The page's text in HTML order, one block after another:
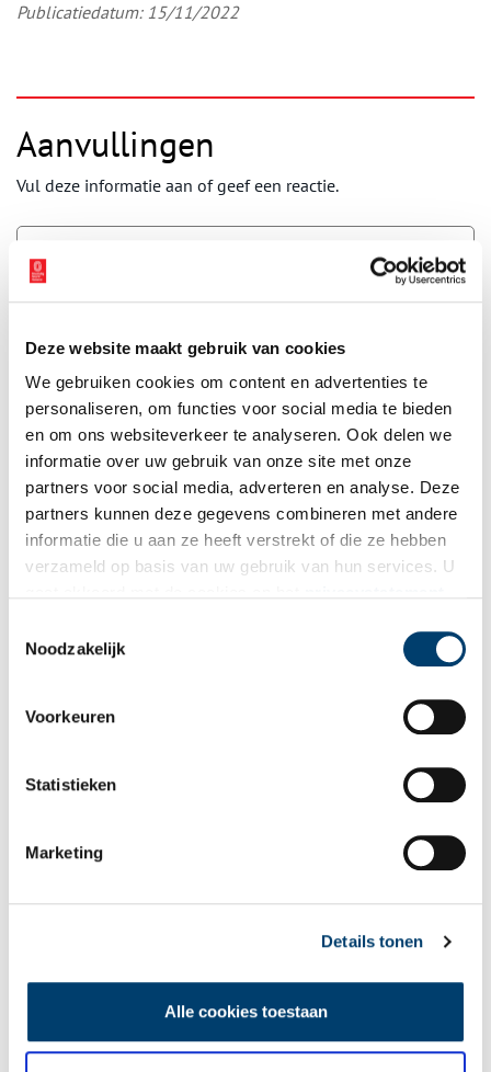
Deze website maakt gebruik van cookies
We gebruiken cookies om content en advertenties te
personaliseren, om functies voor social media te bieden
en om ons websiteverkeer te analyseren. Ook delen we
informatie over uw gebruik van onze site met onze
partners voor social media, adverteren en analyse. Deze
partners kunnen deze gegevens combineren met andere
informatie die u aan ze heeft verstrekt of die ze hebben
verzameld op basis van uw gebruik van hun services. U
Noodzakelijk
Voorkeuren
Statistieken
Marketing
Details tonen
Alle cookies toestaan
Publicatiedatum: 15/11/2022
Aanvullingen
Vul deze informatie aan of geef een reactie.
gepubliceerd.
Naam*
E-mail*
Vink dit aan als u op de hoogte gehouden wil worden.